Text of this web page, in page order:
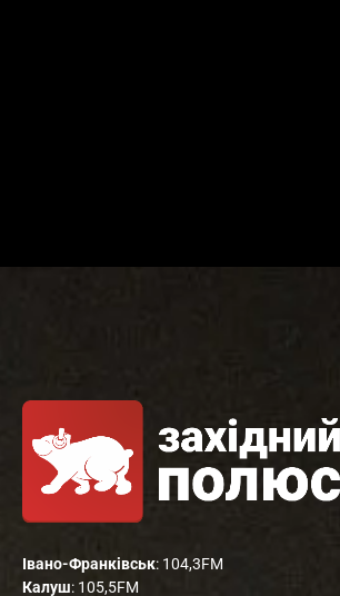
Івано-Франківськ: 104,3FM
Калуш: 105,5FM